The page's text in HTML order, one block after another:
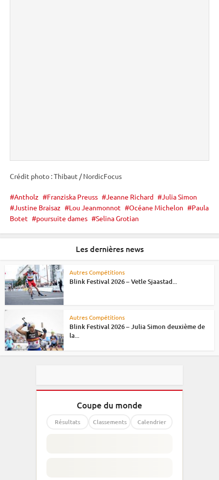
Crédit photo : Thibaut / NordicFocus
Antholz Franziska Preuss Jeanne Richard
Julia Simon
Justine Braisaz
Lou Jeanmonnot Océane Michelon
Paula
Botet
poursuite dames Selina Grotian
Les dernières news
Autres Compétitions
Blink Festival 2026 – Vetle Sjaastad...
Autres Compétitions
Blink Festival 2026 – Julia Simon deuxième de
la...
Coupe du monde
Résultats Classements Calendrier